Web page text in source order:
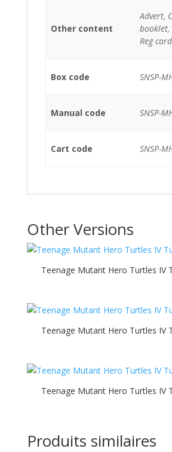
Other content
Advert,
booklet,
Reg card
Box code SNSP-
Manual code SNSP-
Cart code SNSP-
Other Versions
Teenage Mutant Hero Turtles IV
Teenage Mutant Hero Turtles IV
Teenage Mutant Hero Turtles IV
Produits similaires